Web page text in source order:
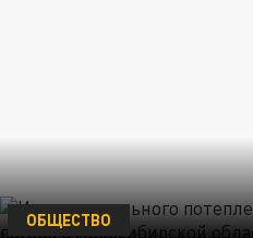
ОБЩЕСТВО